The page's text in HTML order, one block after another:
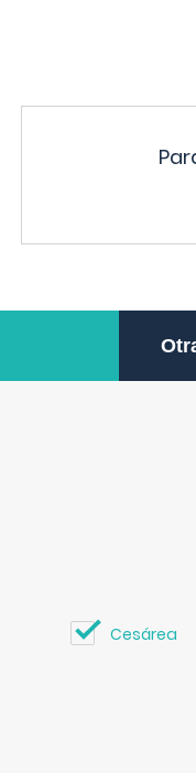
Cesárea